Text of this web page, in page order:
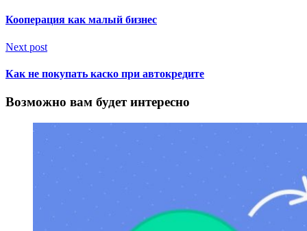
Кооперация как малый бизнес
Next post
Как не покупать каско при автокредите
Возможно вам будет интересно